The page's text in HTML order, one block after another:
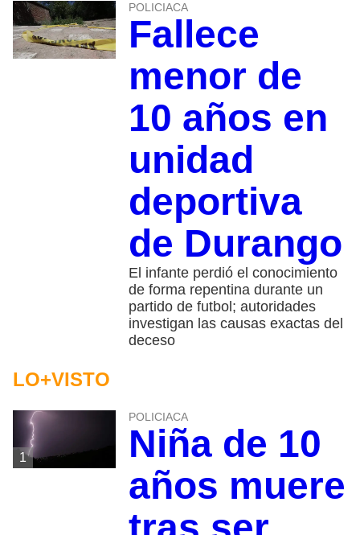
POLICIACA
Fallece
menor de
10 años en
unidad
deportiva
de Durango
El infante perdió el conocimiento
de forma repentina durante un
partido de futbol; autoridades
investigan las causas exactas del
deceso
LO+VISTO
1
POLICIACA
Niña de 10
años muere